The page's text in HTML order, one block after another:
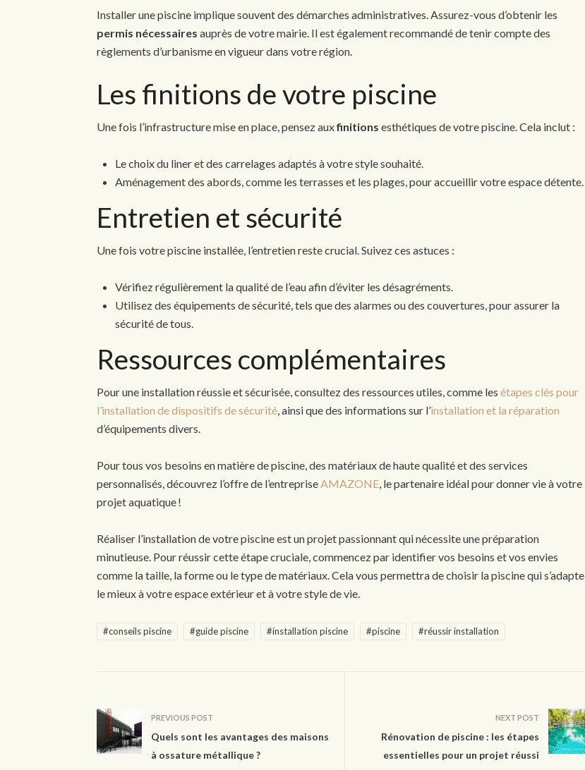
Installer une piscine implique souvent des démarches administratives. Assurez-vous d’obtenir les
permis nécessaires auprès de votre mairie. Il est également recommandé de tenir compte des
règlements d’urbanisme en vigueur dans votre région.
Les finitions de votre piscine
Une fois l’infrastructure mise en place, pensez auxfinitions esthétiques de votre piscine. Cela inclut :
Le choix du liner et des carrelages adaptés à votre style souhaité.
Aménagement des abords, comme les terrasses et les plages, pour accueillir votre espace détente.
Entretien et sécurité
Une fois votre piscine installée, l’entretien reste crucial. Suivez ces astuces :
Vérifiez régulièrement la qualité de l’eau afin d’éviter les désagréments.
Utilisez des équipements de sécurité, tels que des alarmes ou des couvertures, pour assurer la
sécurité de tous.
Ressources complémentaires
Pour une installation réussie et sécurisée, consultez des ressources utiles, comme les étapes clés pour
l’installation de dispositifs de sécurité, ainsi que des informations sur l’installation et la réparation
d’équipements divers.
Pour tous vos besoins en matière de piscine, des matériaux de haute qualité et des services
personnalisés, découvrez l’offre de l’entrepriseAMAZONE, le partenaire idéal pour donner vie à votre
projet aquatique !
Réaliser l’installation de votre piscine est un projet passionnant qui nécessite une préparation
minutieuse. Pour réussir cette étape cruciale, commencez par identifier vos besoins et vos envies
comme la taille, la forme ou le type de matériaux. Cela vous permettra de choisir la piscine qui s’adapte
le mieux à votre espace extérieur et à votre style de vie.
#conseils piscine #guide piscine #installation piscine #piscine #réussir installation
PREVIOUS POST
Quels sont les avantages des maisons
à ossature métallique ?
NEXT POST
Rénovation de piscine : les étapes
essentielles pour un projet réussi